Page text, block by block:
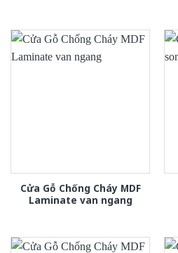
Cửa Gỗ Chống Cháy MDF
Laminate van ngang